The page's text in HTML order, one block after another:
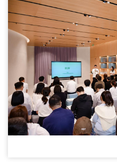
峰
论
发
言